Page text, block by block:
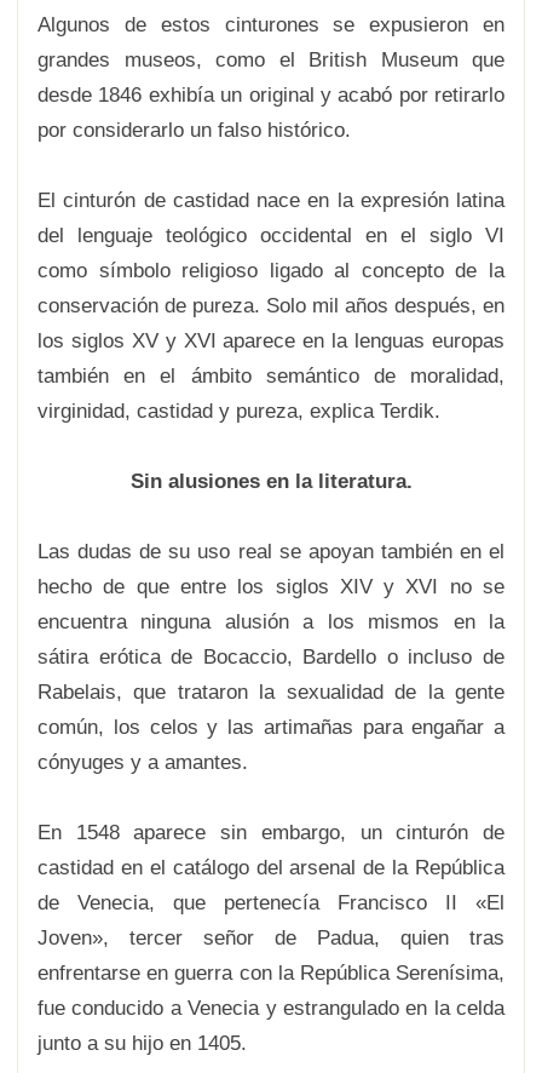
Algunos de estos cinturones se expusieron en
grandes museos, como el British Museum que
desde 1846 exhibía un original y acabó por retirarlo
por considerarlo un falso histórico.
El cinturón de castidad nace en la expresión latina
del lenguaje teológico occidental en el siglo VI
como símbolo religioso ligado al concepto de la
conservación de pureza. Solo mil años después, en
los siglos XV y XVI aparece en la lenguas europas
también en el ámbito semántico de moralidad,
virginidad, castidad y pureza, explica Terdik.
Sin alusiones en la literatura.
Las dudas de su uso real se apoyan también en el
hecho de que entre los siglos XIV y XVI no se
encuentra ninguna alusión a los mismos en la
sátira erótica de Bocaccio, Bardello o incluso de
Rabelais, que trataron la sexualidad de la gente
común, los celos y las artimañas para engañar a
cónyuges y a amantes.
En 1548 aparece sin embargo, un cinturón de
castidad en el catálogo del arsenal de la República
de Venecia, que pertenecía Francisco II «El
Joven», tercer señor de Padua, quien tras
enfrentarse en guerra con la República Serenísima,
fue conducido a Venecia y estrangulado en la celda
junto a su hijo en 1405.